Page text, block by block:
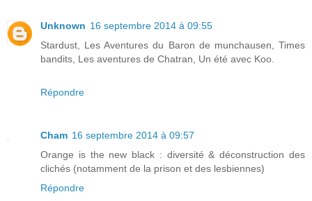
Unknown 16 septembre 2014 à 09:55
Stardust, Les Aventures du Baron de munchausen, Times
bandits, Les aventures de Chatran, Un été avec Koo.
Répondre
Cham 16 septembre 2014 à 09:57
Orange is the new black : diversité & déconstruction des
clichés (notamment de la prison et des lesbiennes)
Répondre